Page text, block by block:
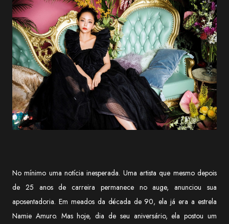
No mínimo uma notícia inesperada. Uma artista que mesmo depois
de 25 anos de carreira permanece no auge, anunciou sua
aposentadoria. Em meados da década de 90, ela já era a estrela
Namie Amuro. Mas hoje, dia de seu aniversário, ela postou um